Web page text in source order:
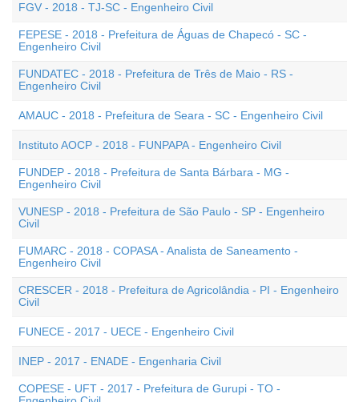
FGV - 2018 - TJ-SC - Engenheiro Civil
FEPESE - 2018 - Prefeitura de Águas de Chapecó - SC -
Engenheiro Civil
FUNDATEC - 2018 - Prefeitura de Três de Maio - RS -
Engenheiro Civil
AMAUC - 2018 - Prefeitura de Seara - SC - Engenheiro Civil
Instituto AOCP - 2018 - FUNPAPA - Engenheiro Civil
FUNDEP - 2018 - Prefeitura de Santa Bárbara - MG -
Engenheiro Civil
VUNESP - 2018 - Prefeitura de São Paulo - SP - Engenheiro
Civil
FUMARC - 2018 - COPASA - Analista de Saneamento -
Engenheiro Civil
CRESCER - 2018 - Prefeitura de Agricolândia - PI - Engenheiro
Civil
FUNECE - 2017 - UECE - Engenheiro Civil
INEP - 2017 - ENADE - Engenharia Civil
COPESE - UFT - 2017 - Prefeitura de Gurupi - TO -